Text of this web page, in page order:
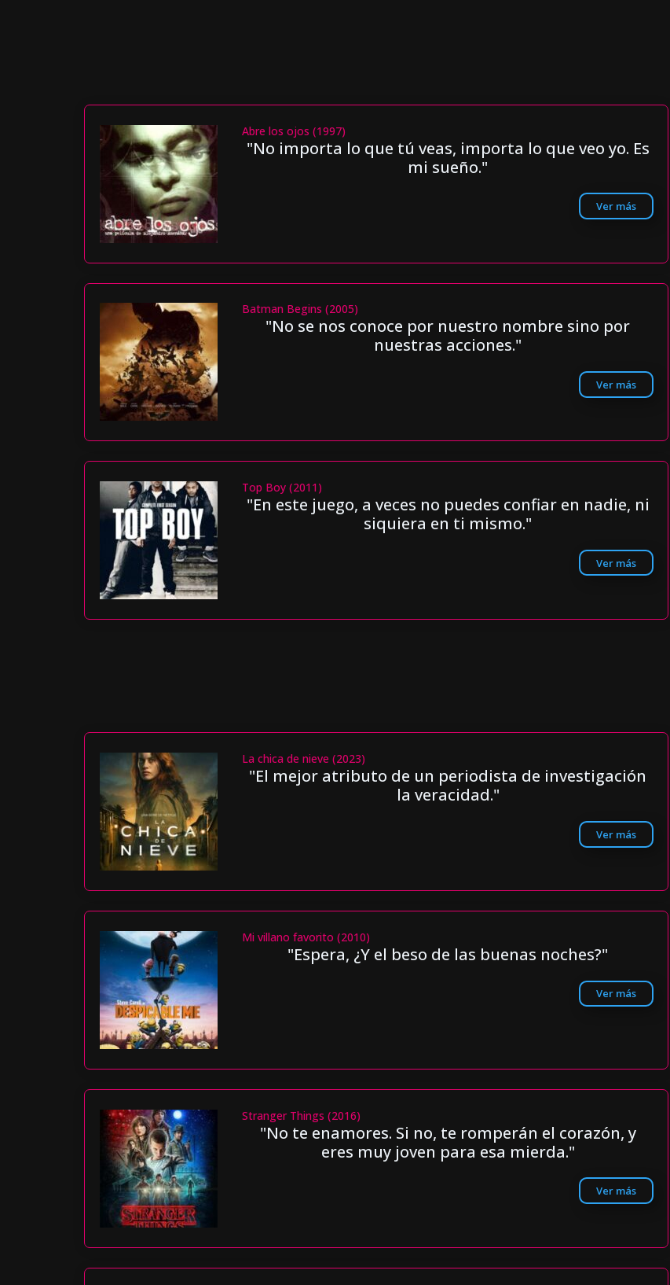
Abre los ojos (1997)
"No importa lo que tú veas, importa lo que veo yo. Es
mi sueño."
Ver más
Batman Begins (2005)
"No se nos conoce por nuestro nombre sino por
nuestras acciones."
Ver más
Top Boy (2011)
"En este juego, a veces no puedes confiar en nadie, ni
siquiera en ti mismo."
Ver más
La chica de nieve (2023)
"El mejor atributo de un periodista de investigación
la veracidad."
Ver más
Mi villano favorito (2010)
"Espera, ¿Y el beso de las buenas noches?"
Ver más
Stranger Things (2016)
"No te enamores. Si no, te romperán el corazón, y
eres muy joven para esa mierda."
Ver más